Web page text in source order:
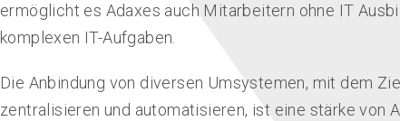
ermöglicht es Adaxes auch Mitarbeitern ohne IT
komplexen IT-Aufgaben.
Die Anbindung von diversen Umsystemen, mit dem
zentralisieren und automatisieren, ist eine stärke von